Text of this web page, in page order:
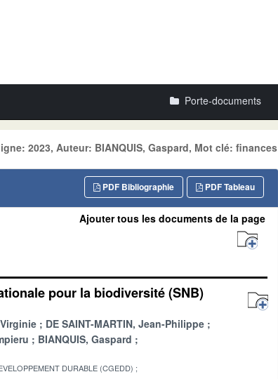
Porte-documents
2023, Auteur: BIANQUIS, Gaspard, Mot clé: finances
PDF Tableau
PDF Bibliographie
Ajouter tous les documents de la page
pour la biodiversité (SNB)
DE SAINT-MARTIN, Jean-Philippe
BIANQUIS, Gaspard
DURABLE (CGEDD)